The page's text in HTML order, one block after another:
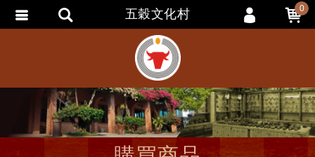
五穀文化村 0
會員登入
會員註冊
忘記密碼
訂單查詢
追蹤清單